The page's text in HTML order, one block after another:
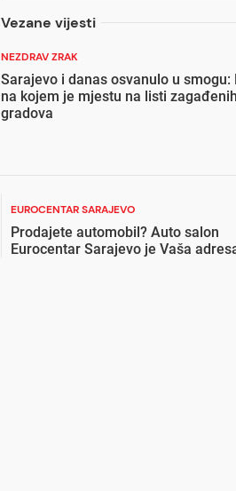
Vezane vijesti
NEZDRAV ZRAK
Sarajevo i danas osvanulo u smogu:
na kojem je mjestu na listi zagađenih
gradova
EUROCENTAR SARAJEVO
Prodajete automobil? Auto salon
Eurocentar Sarajevo je Vaša